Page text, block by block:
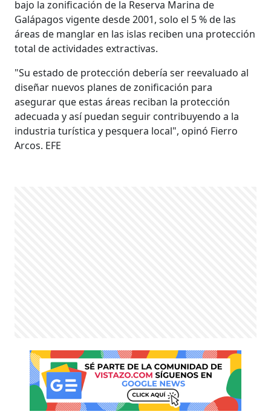
bajo la zonificación de la Reserva Marina de
Galápagos vigente desde 2001, solo el 5 % de las
áreas de manglar en las islas reciben una protección
total de actividades extractivas.
"Su estado de protección debería ser reevaluado al
diseñar nuevos planes de zonificación para
asegurar que estas áreas reciban la protección
adecuada y así puedan seguir contribuyendo a la
industria turística y pesquera local", opinó Fierro
Arcos. EFE